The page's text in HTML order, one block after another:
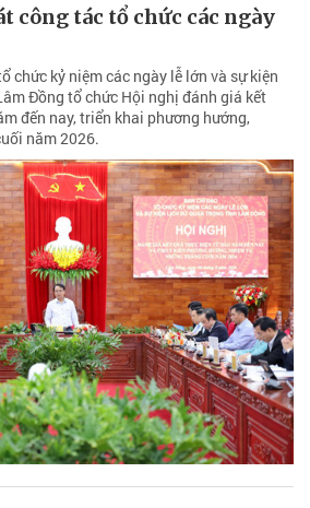
công tác tổ chức các ngày
chức kỷ niệm các ngày lễ lớn và sự kiện
Đồng tổ chức Hội nghị đánh giá kết
đến nay, triển khai phương hướng,
năm 2026.